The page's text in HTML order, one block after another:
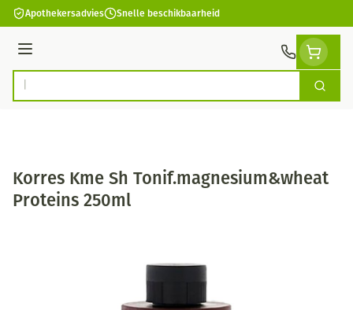
Ga naar de inhoud
Apothekersadvies Snelle beschikbaarheid
Menu
Product, merk, categorie... Zoek
Korres Kme Sh Tonif.magnesium&wheat
Proteins 250ml